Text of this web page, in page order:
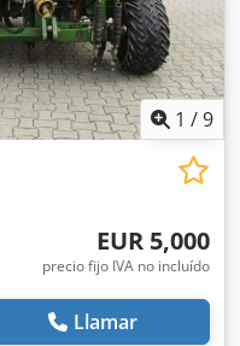
1 /9
EUR 5,000
precio fijo IVA no incluído
Llamar